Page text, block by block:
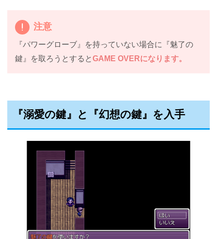
注意
『パワーグローブ』を持っていない場合に『魅了の
鍵』を取ろうとするとGAME OVERになります。
『溺愛の鍵』と『幻想の鍵』を入手